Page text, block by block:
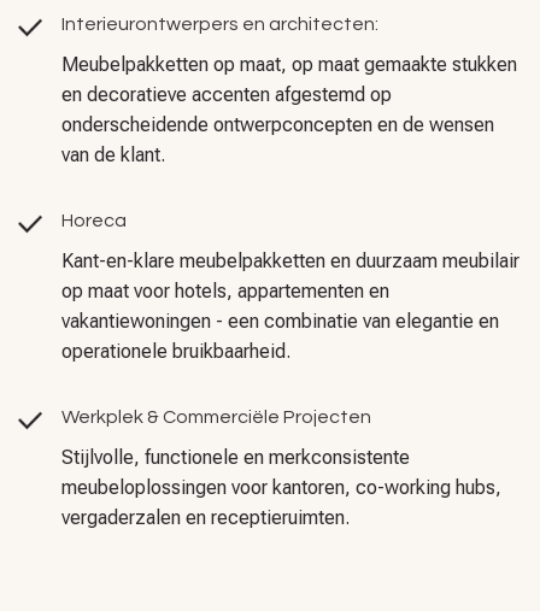
Interieurontwerpers en architecten:
Meubelpakketten op maat, op maat gemaakte stukken
en decoratieve accenten afgestemd op
onderscheidende ontwerpconcepten en de wensen
van de klant.
Horeca
Kant-en-klare meubelpakketten en duurzaam meubilair
op maat voor hotels, appartementen en
vakantiewoningen - een combinatie van elegantie en
operationele bruikbaarheid.
Werkplek & Commerciële Projecten
Stijlvolle, functionele en merkconsistente
meubeloplossingen voor kantoren, co-working hubs,
vergaderzalen en receptieruimten.